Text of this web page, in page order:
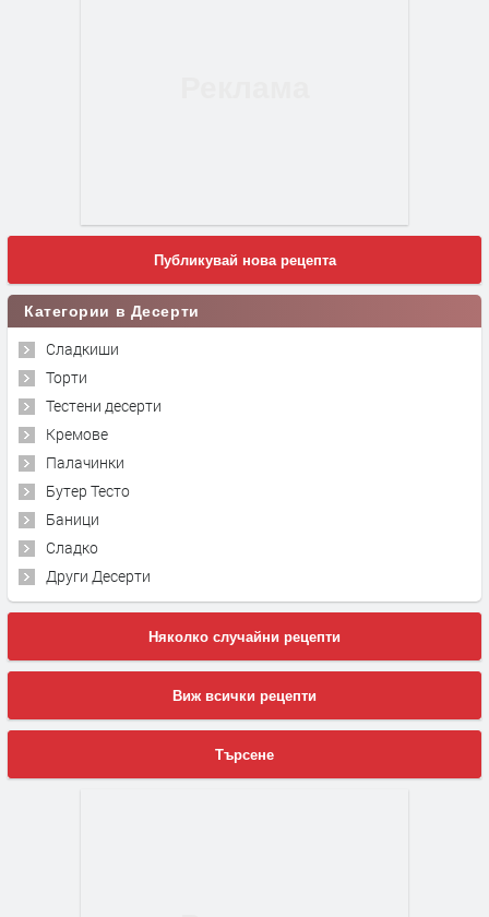
Публикувай нова рецепта
Категории в Десерти
Сладкиши
Торти
Тестени десерти
Кремове
Палачинки
Бутер Тесто
Баници
Сладко
Други Десерти
Няколко случайни рецепти
Виж всички рецепти
Търсене